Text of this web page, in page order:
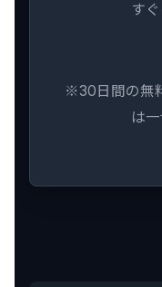
す
※30日間の無
は